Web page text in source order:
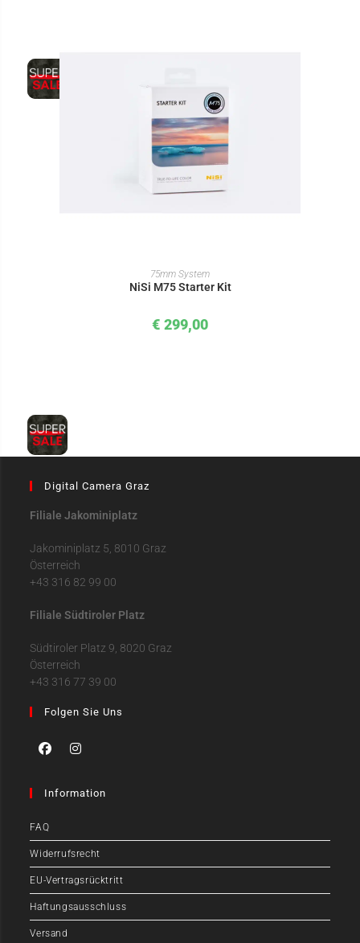
IN DEN WARENKORB
75mm System
NiSi M75 Starter Kit
€ 299,00
Digital Camera Graz
Filiale Jakominiplatz
Jakominiplatz 5, 8010 Graz
Österreich
+43 316 82 99 00
Filiale Südtiroler Platz
Südtiroler Platz 9, 8020 Graz
Österreich
+43 316 77 39 00
Folgen Sie Uns
Information
FAQ
Widerrufsrecht
EU-Vertragsrücktritt
Haftungsausschluss
Versand